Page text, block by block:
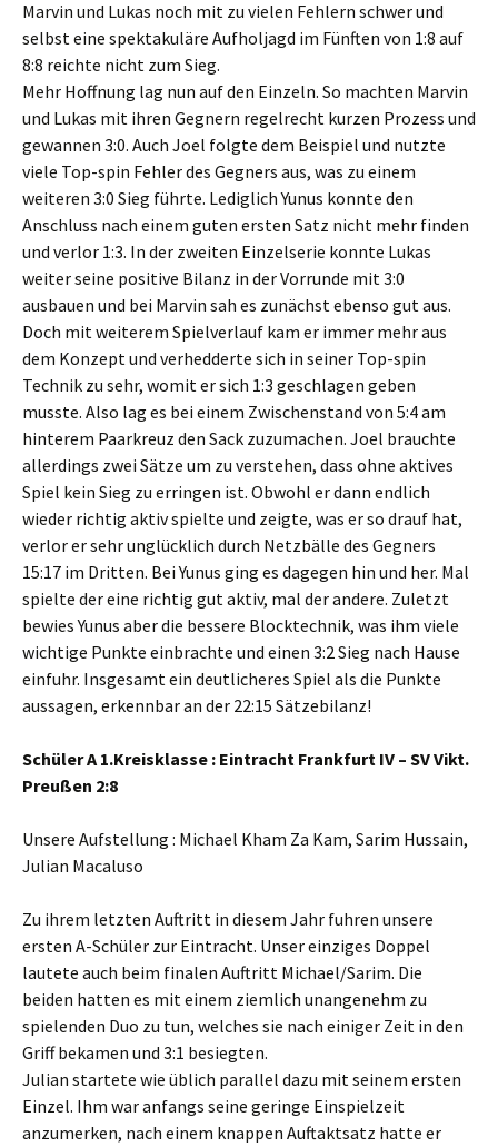
Marvin und Lukas noch mit zu vielen Fehlern schwer und
selbst eine spektakuläre Aufholjagd im Fünften von 1:8 auf
8:8 reichte nicht zum Sieg.
Mehr Hoffnung lag nun auf den Einzeln. So machten Marvin
und Lukas mit ihren Gegnern regelrecht kurzen Prozess und
gewannen 3:0. Auch Joel folgte dem Beispiel und nutzte
viele Top-spin Fehler des Gegners aus, was zu einem
weiteren 3:0 Sieg führte. Lediglich Yunus konnte den
Anschluss nach einem guten ersten Satz nicht mehr finden
und verlor 1:3. In der zweiten Einzelserie konnte Lukas
weiter seine positive Bilanz in der Vorrunde mit 3:0
ausbauen und bei Marvin sah es zunächst ebenso gut aus.
Doch mit weiterem Spielverlauf kam er immer mehr aus
dem Konzept und verhedderte sich in seiner Top-spin
Technik zu sehr, womit er sich 1:3 geschlagen geben
musste. Also lag es bei einem Zwischenstand von 5:4 am
hinterem Paarkreuz den Sack zuzumachen. Joel brauchte
allerdings zwei Sätze um zu verstehen, dass ohne aktives
Spiel kein Sieg zu erringen ist. Obwohl er dann endlich
wieder richtig aktiv spielte und zeigte, was er so drauf hat,
verlor er sehr unglücklich durch Netzbälle des Gegners
15:17 im Dritten. Bei Yunus ging es dagegen hin und her. Mal
spielte der eine richtig gut aktiv, mal der andere. Zuletzt
bewies Yunus aber die bessere Blocktechnik, was ihm viele
wichtige Punkte einbrachte und einen 3:2 Sieg nach Hause
einfuhr. Insgesamt ein deutlicheres Spiel als die Punkte
aussagen, erkennbar an der 22:15 Sätzebilanz!
Schüler A 1.Kreisklasse : Eintracht Frankfurt IV – SV Vikt.
Preußen 2:8
Unsere Aufstellung : Michael Kham Za Kam, Sarim Hussain,
Julian Macaluso
Zu ihrem letzten Auftritt in diesem Jahr fuhren unsere
ersten A-Schüler zur Eintracht. Unser einziges Doppel
lautete auch beim finalen Auftritt Michael/Sarim. Die
beiden hatten es mit einem ziemlich unangenehm zu
spielenden Duo zu tun, welches sie nach einiger Zeit in den
Griff bekamen und 3:1 besiegten.
Julian startete wie üblich parallel dazu mit seinem ersten
Einzel. Ihm war anfangs seine geringe Einspielzeit
anzumerken, nach einem knappen Auftaktsatz hatte er